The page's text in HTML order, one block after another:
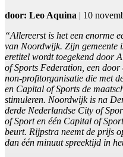
door: Leo Aquina | 10
“Allereerst is het een enorme
van Noordwijk. Zijn gemeente
eretitel wordt toegekend door
of Sports Federation, een
non-profitorganisatie die met
en Capital of Sports de
stimuleren. Noordwijk is na
derde Nederlandse City of
of Sport en één Capital of
beurt. Rijpstra neemt de prijs
dan één minuut spreektijd in